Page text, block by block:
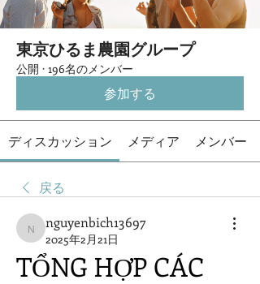
東京ひるま農園グループ
公開 · 196名のメンバー
参加する
ディスカッション メディア メンバー
戻る
nguyenbich13697
nguyenbich13697
2025年2月21日
TỔNG HỢP CÁC